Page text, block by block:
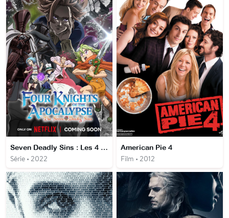
Seven Deadly Sins : Les 4 Chevaliers de l'Apocalypse
Série • 2022
American Pie 4
Film • 2012